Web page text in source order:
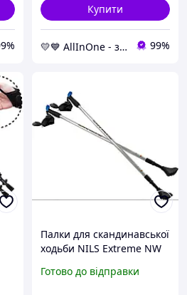
Купити
💛💙 AllInOne - знаходь все необхідне в одному магазині! 99%
Палки для скандинавської
ходьби NILS Extreme NW
для нордичної ходьби 82-
Готово до відправки